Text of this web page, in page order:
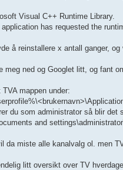
Visual C++ Runtime Library.
has requested the
å reinstallere x antall ganger,
meg ned og Googlet litt, og fant
TVA mappen under:
du som administrator så blir det
and
da miste alle kanalvalg ol. men
litt oversikt over TV